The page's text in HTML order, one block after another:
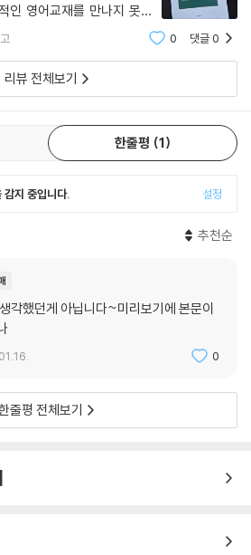
인 영어교재를 만나지 못해
로 정리했던 것을 혼자 간직
한 상세 설명을 덧붙여서 출
두가지공부방법을 제시한
0 댓글0
리뷰 전체보기
한줄평 1
감지 중입니다. 설정
추천순
각했던게 아닙니다~미리보기에 본문이
0
줄평 전체보기